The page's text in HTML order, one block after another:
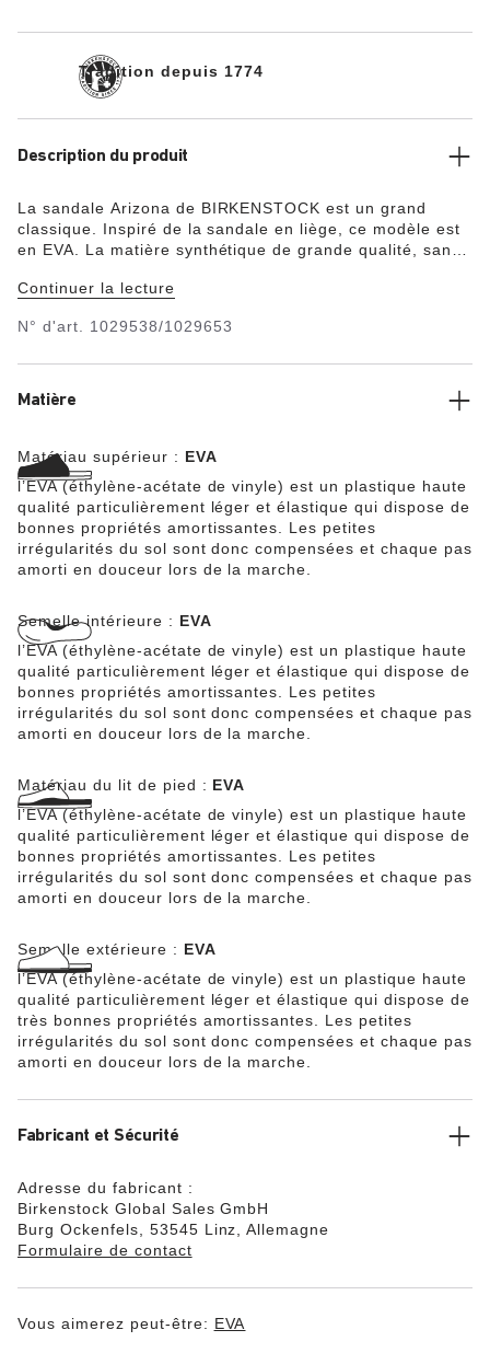
Tradition depuis 1774
Description du produit
La sandale Arizona de BIRKENSTOCK est un grand
classique. Inspiré de la sandale en liège, ce modèle est
en EVA. La matière synthétique de grande qualité, sans
nombreuses propriétés : elle est très légère, élastique,
sensation de confort caractéristique de BIRKENSTOCK.
Continuer la lecture
N° d'art. 1029538/1029653
Matière
Matériau supérieur : EVA
l’EVA (éthylène-acétate de vinyle) est un plastique haute
qualité particulièrement léger et élastique qui dispose de
bonnes propriétés amortissantes. Les petites
irrégularités du sol sont donc compensées et chaque pas
amorti en douceur lors de la marche.
Semelle intérieure : EVA
l’EVA (éthylène-acétate de vinyle) est un plastique haute
qualité particulièrement léger et élastique qui dispose de
bonnes propriétés amortissantes. Les petites
irrégularités du sol sont donc compensées et chaque pas
amorti en douceur lors de la marche.
Matériau du lit de pied : EVA
l’EVA (éthylène-acétate de vinyle) est un plastique haute
qualité particulièrement léger et élastique qui dispose de
bonnes propriétés amortissantes. Les petites
irrégularités du sol sont donc compensées et chaque pas
amorti en douceur lors de la marche.
Semelle extérieure : EVA
l’EVA (éthylène-acétate de vinyle) est un plastique haute
qualité particulièrement léger et élastique qui dispose de
très bonnes propriétés amortissantes. Les petites
irrégularités du sol sont donc compensées et chaque pas
amorti en douceur lors de la marche.
Fabricant et Sécurité
Adresse du fabricant :
Birkenstock Global Sales GmbH
Burg Ockenfels, 53545 Linz, Allemagne
Formulaire de contact
Vous aimerez peut-être: EVA